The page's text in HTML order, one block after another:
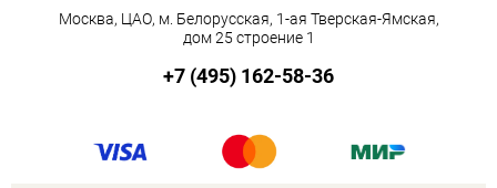
Москва, ЦАО, м. Белорусская, 1-ая Тверская-Ямская,
дом 25 строение 1
+7 (495) 162-58-36